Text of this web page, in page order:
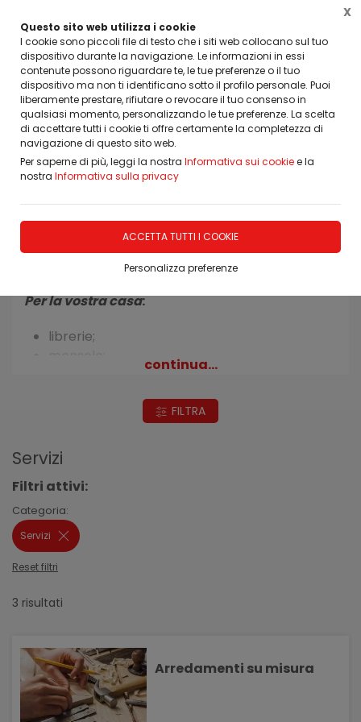
Questo sito web utilizza i cookie
I cookie sono piccoli file di testo che i siti web collocano sul tuo
dispositivo durante la navigazione. Le informazioni in essi
contenute possono riguardare te, le tue preferenze o il tuo
dispositivo ma non ti identificano sotto il profilo personale. Puoi
liberamente prestare, rifiutare o revocare il tuo consenso in
qualsiasi momento, personalizzando le tue preferenze. La scelta
di accettare tutti i cookie ti offre certamente la completezza di
navigazione di questo sito web.
Per saperne di più, leggi la nostra Informativa sui cookiee la
nostra Informativa sulla privacy
ACCETTA TUTTI I COOKIE
Personalizza preferenze
X
Home Arredamenti su misura Servizi
REALIZZAZIONE DI MOBILI SU
MISURA PER CASA, UFFICIO, NEGOZIO
La Falegnameria F.lli Liga snc a Casteldaccia
realizza artigianalmente e su misura mobili e
soluzioni arredative che rispondano alle vostre
Per la vostra casa:
librerie;
armadi a muro;
armadiature;
mobili;
complementi di arredo su misura;
arredamento d'interno;
arredamento per esterno;
tavoli;
dispense;
bagni;
lavanderie;
camere da letto;
continua...
FILTRA
Servizi
Filtri attivi:
Categoria:
Servizi
Reset filtri
3 risultati
Arredamenti su misura